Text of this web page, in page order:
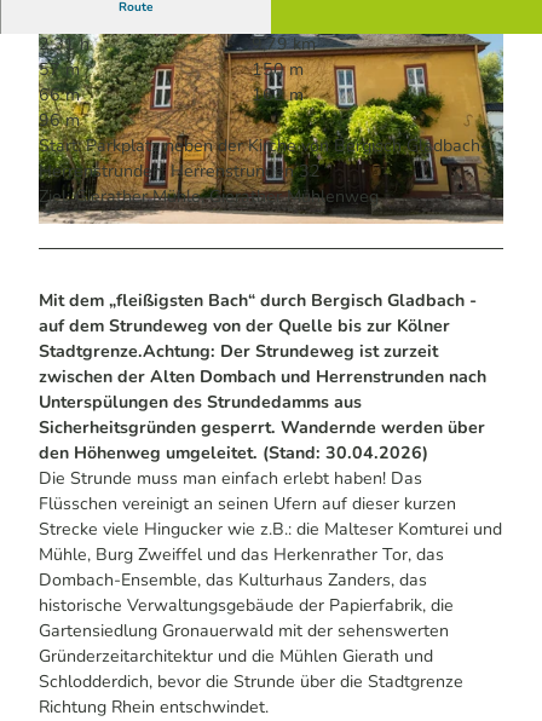
© Dominik Ketz | KI-optimiert |CC-BY-SA
Route
2:31 h
9,79 km
57 m
150 m
66 m
162 m
96 m
Start: Parkplatz neben der Kirche von Bergisch Gladbach-
Herrenstrunden, Herrenstrunden 32
Ziel: Gierather Mühle, Gierather Mühlenweg
Mit dem „fleißigsten Bach“ durch Bergisch Gladbach -
auf dem Strundeweg von der Quelle bis zur Kölner
Stadtgrenze.Achtung: Der Strundeweg ist zurzeit
zwischen der Alten Dombach und Herrenstrunden nach
Unterspülungen des Strundedamms aus
Sicherheitsgründen gesperrt. Wandernde werden über
den Höhenweg umgeleitet. (Stand: 30.04.2026)
Die Strunde muss man einfach erlebt haben! Das
Flüsschen vereinigt an seinen Ufern auf dieser kurzen
Strecke viele Hingucker wie z.B.: die Malteser Komturei und
Mühle, Burg Zweiffel und das Herkenrather Tor, das
Dombach-Ensemble, das Kulturhaus Zanders, das
historische Verwaltungsgebäude der Papierfabrik, die
Gartensiedlung Gronauerwald mit der sehenswerten
Gründerzeitarchitektur und die Mühlen Gierath und
Schlodderdich, bevor die Strunde über die Stadtgrenze
Richtung Rhein entschwindet.